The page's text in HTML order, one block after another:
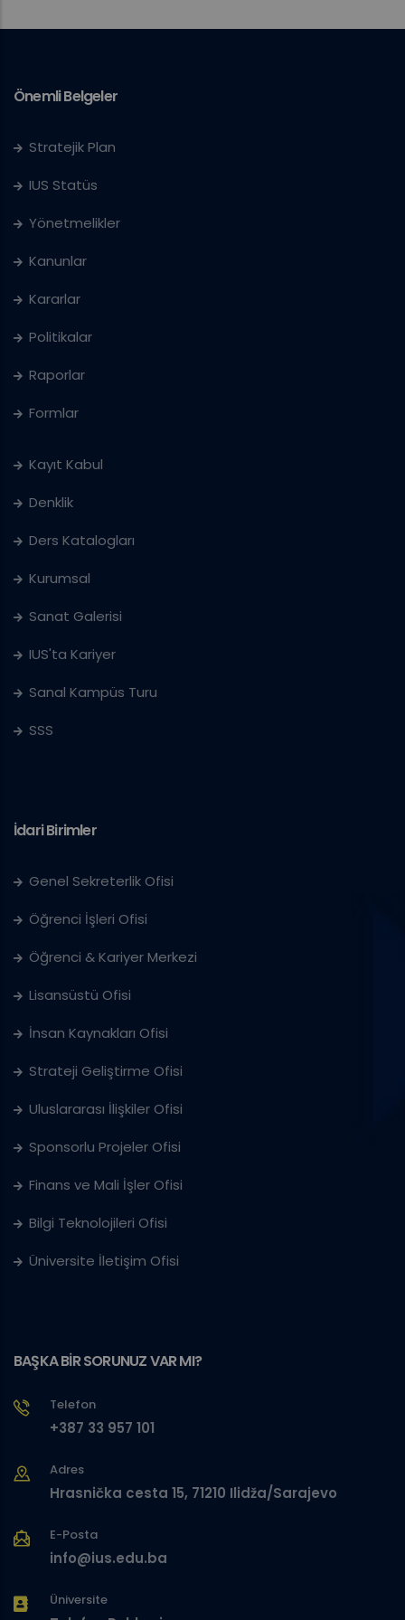
Önemli Belgeler
Stratejik Plan
IUS Statüs
Yönetmelikler
Kanunlar
Kararlar
Politikalar
Raporlar
Formlar
Kayıt Kabul
Denklik
Ders Katalogları
Kurumsal
Sanat Galerisi
IUS'ta Kariyer
Sanal Kampüs Turu
SSS
İdari Birimler
Genel Sekreterlik Ofisi
Öğrenci İşleri Ofisi
Öğrenci & Kariyer Merkezi
Lisansüstü Ofisi
İnsan Kaynakları Ofisi
Strateji Geliştirme Ofisi
Uluslararası İlişkiler Ofisi
Sponsorlu Projeler Ofisi
Finans ve Mali İşler Ofisi
Bilgi Teknolojileri Ofisi
Üniversite İletişim Ofisi
BAŞKA BİR SORUNUZ VAR MI?
Telefon
+387 33 957 101
Adres
Hrasnička cesta 15, 71210 Ilidža/Sarajevo
E-Posta
info@ius.edu.ba
Üniversite